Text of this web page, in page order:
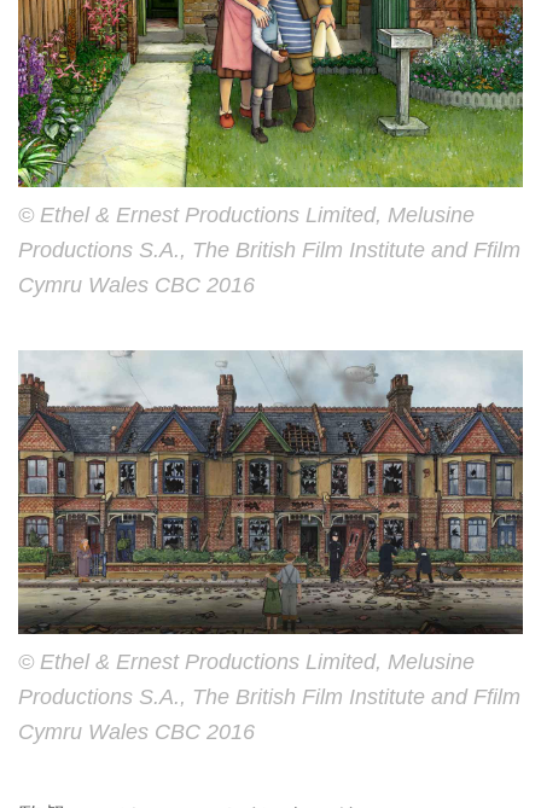
© Ethel & Ernest Productions Limited, Melusine
Productions S.A., The British Film Institute and Ffilm
Cymru Wales CBC 2016
© Ethel & Ernest Productions Limited, Melusine
Productions S.A., The British Film Institute and Ffilm
Cymru Wales CBC 2016